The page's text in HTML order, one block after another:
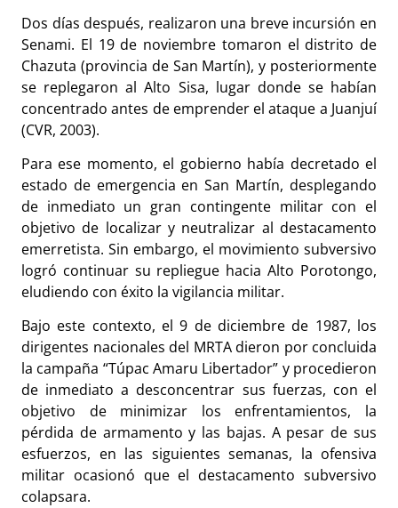
Dos días después, realizaron una breve incursión en
Senami. El 19 de noviembre tomaron el distrito de
Chazuta (provincia de San Martín), y posteriormente
se replegaron al Alto Sisa, lugar donde se habían
concentrado antes de emprender el ataque a Juanjuí
(CVR, 2003).
Para ese momento, el gobierno había decretado el
estado de emergencia en San Martín, desplegando
de inmediato un gran contingente militar con el
objetivo de localizar y neutralizar al destacamento
emerretista. Sin embargo, el movimiento subversivo
logró continuar su repliegue hacia Alto Porotongo,
eludiendo con éxito la vigilancia militar.
Bajo este contexto, el 9 de diciembre de 1987, los
dirigentes nacionales del MRTA dieron por concluida
la campaña “Túpac Amaru Libertador” y procedieron
de inmediato a desconcentrar sus fuerzas, con el
objetivo de minimizar los enfrentamientos, la
pérdida de armamento y las bajas. A pesar de sus
esfuerzos, en las siguientes semanas, la ofensiva
militar ocasionó que el destacamento subversivo
colapsara.